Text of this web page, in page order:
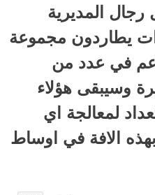
رجال المديرية
يطاردون مجموعة
في عدد من
وسيبقى هؤلاء
لمعالجة اي
الافة في اوساط